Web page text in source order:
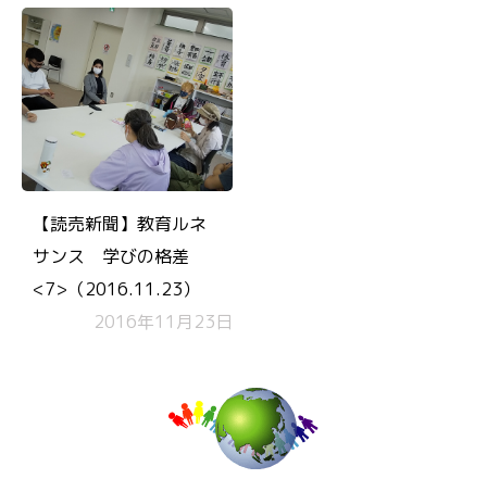
【読売新聞】教育ルネ
サンス 学びの格差
<7>（2016.11.23）
2016年11月23日